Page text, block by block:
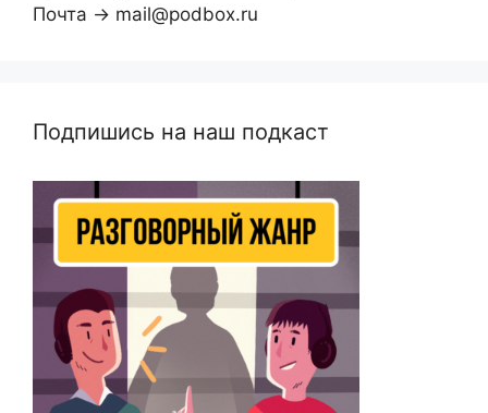
Почта → mail@podbox.ru
Подпишись на наш подкаст